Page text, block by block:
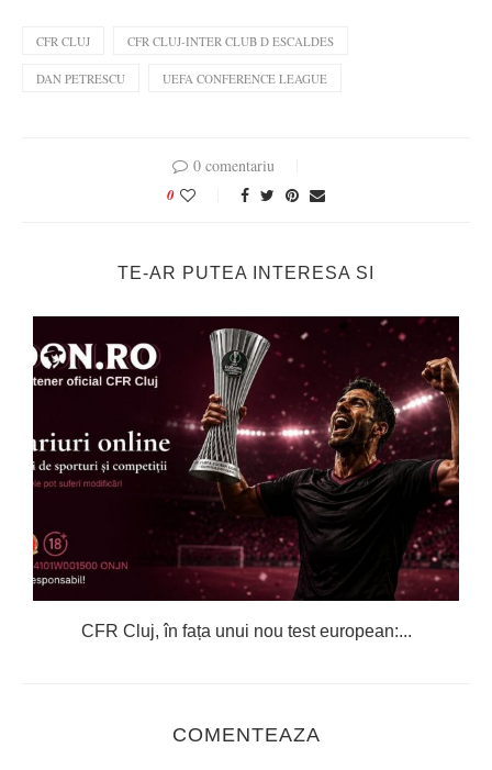
CFR CLUJ CFR CLUJ-INTER CLUB D ESCALDES
DAN PETRESCU UEFA CONFERENCE LEAGUE
0 comentariu
0
TE-AR PUTEA INTERESA SI
CFR Cluj, în fața unui nou test european:...
COMENTEAZA